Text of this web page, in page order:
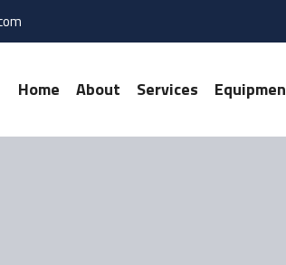
Home About Services